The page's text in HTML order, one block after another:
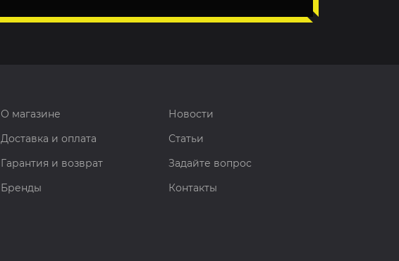
О магазине
Новости
Доставка и оплата
Статьи
Гарантия и возврат
Задайте вопрос
Бренды
Контакты